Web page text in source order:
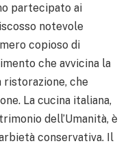
partecipato ai
notevole
copioso di
che avvicina la
ristorazione, che
La cucina italiana,
dell’Umanità, è
conservativa. Il